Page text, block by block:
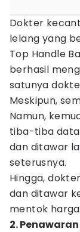
Dokter
lelang yang
Top Handle
berhasil
satunya
Meskipun,
Namun,
tiba-tiba
dan ditawar
seterusnya.
Hingga,
dan ditawar
mentok harga
2.